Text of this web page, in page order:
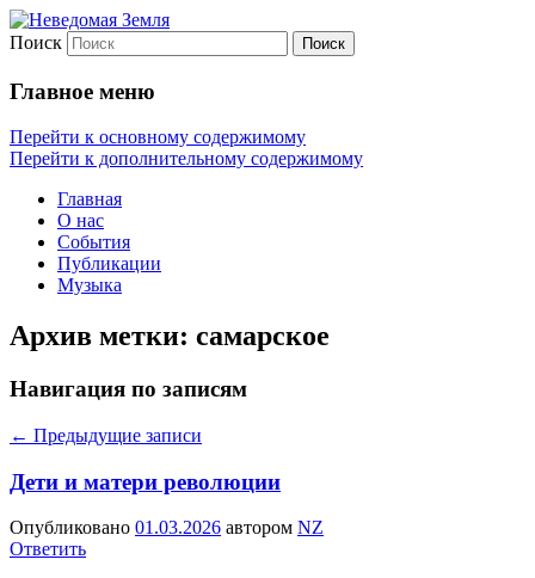
Неведомая Земля
Поиск
Главное меню
Перейти к основному содержимому
Перейти к дополнительному содержимому
Главная
О нас
События
Публикации
Музыка
Архив метки: самарское
Навигация по записям
← Предыдущие записи
Дети и матери революции
Опубликовано 01.03.2026 автором NZ
Ответить